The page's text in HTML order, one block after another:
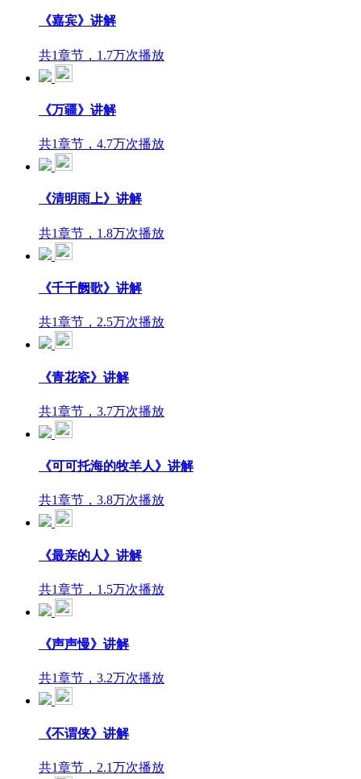
《嘉宾》讲解
共1章节，1.7万次播放
《万疆》讲解
共1章节，4.7万次播放
《清明雨上》讲解
共1章节，1.8万次播放
《千千阙歌》讲解
共1章节，2.5万次播放
《青花瓷》讲解
共1章节，3.7万次播放
《可可托海的牧羊人》讲解
共1章节，3.8万次播放
《最亲的人》讲解
共1章节，1.5万次播放
《声声慢》讲解
共1章节，3.2万次播放
《不谓侠》讲解
共1章节，2.1万次播放